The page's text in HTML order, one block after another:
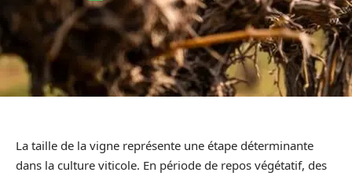
La taille de la vigne représente une étape déterminante
dans la culture viticole. En période de repos végétatif, des